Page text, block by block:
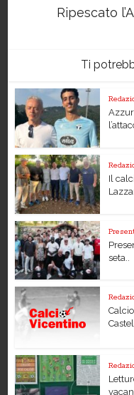
Ripescato
Ti
Il
seta..